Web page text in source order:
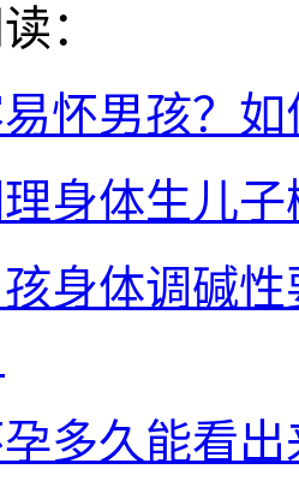
：
怀男孩？
身体生儿
身体调碱
孕多久能看